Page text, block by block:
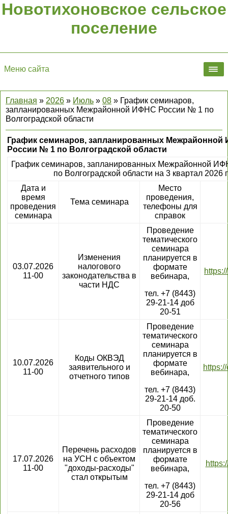
Новотихоновское сельское
поселение
Меню сайта
Главная » 2026 » Июль » 08 » График семинаров,
запланированных Межрайонной ИФНС России № 1 по
Волгоградской области
График семинаров, запланированных
России № 1 по Волгоградской области
График семинаров, запланированных Межрайонной
по Волгоградской области на 3 квартал 2026
Дата и
время
проведения
семинара
Тема семинара
Место
проведения,
телефоны для
справок
03.07.2026
11-00
Изменения
налогового
законодательства в
части НДС
Проведение
тематического
семинара
планируется в
формате
вебинара,
тел. +7 (8443)
29-21-14 доб
20-51
10.07.2026
11-00
Коды ОКВЭД
заявительного и
отчетного типов
Проведение
тематического
семинара
планируется в
формате
вебинара,
тел. +7 (8443)
29-21-14 доб.
20-50
17.07.2026
11-00
Перечень расходов
на УСН с объектом
"доходы-расходы"
стал открытым
Проведение
тематического
семинара
планируется в
формате
вебинара,
тел. +7 (8443)
29-21-14 доб
20-56